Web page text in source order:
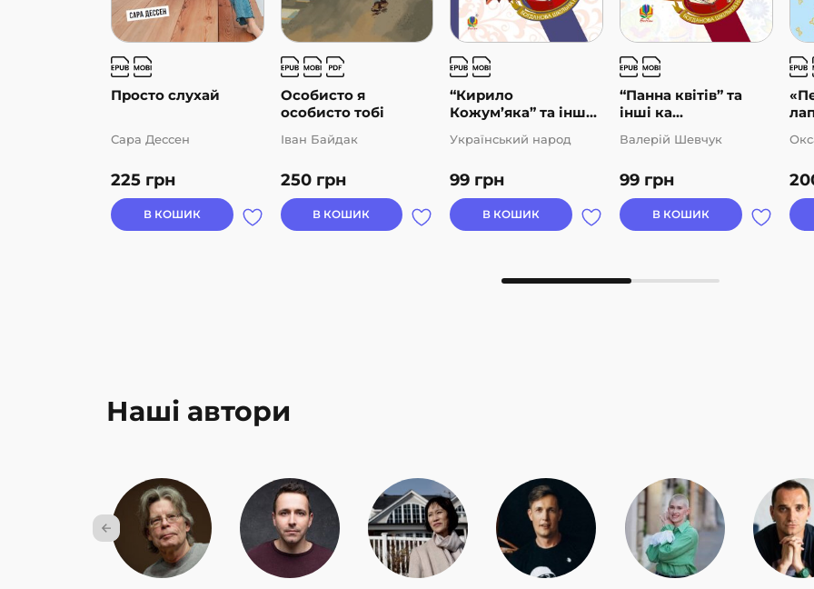
Просто слухай
225 грн
Сара Дессен
В КОШИК
Особисто я
особисто тобі
250 грн
Іван Байдак
В КОШИК
“Кирило
Кожум’яка” та інш...
99 грн
Український народ
В КОШИК
“Панна квітів” та
інші ка...
99 грн
Валерій Шевчук
В КОШИК
Наші автори